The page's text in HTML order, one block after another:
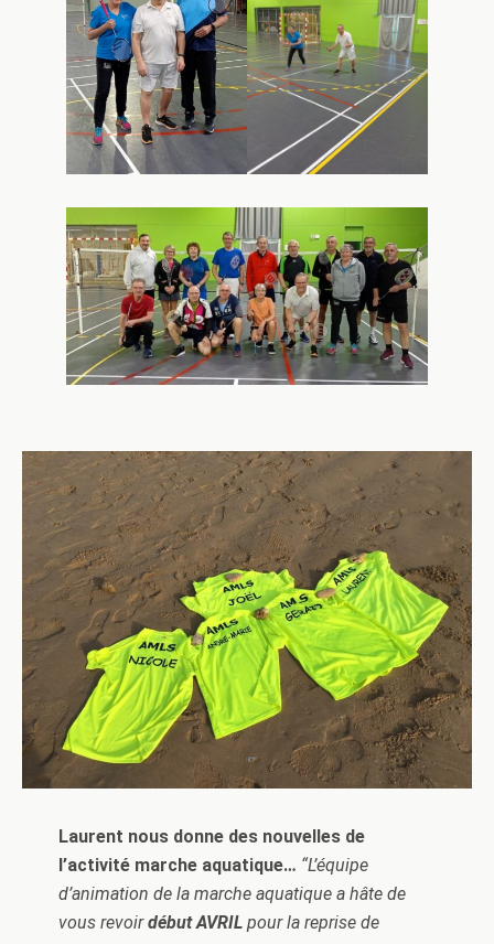
Laurent nous donne des nouvelles de
l’activité marche aquatique… “L’équipe
d’animation de la marche aquatique a hâte de
vous revoirdébut AVRILpour la reprise de